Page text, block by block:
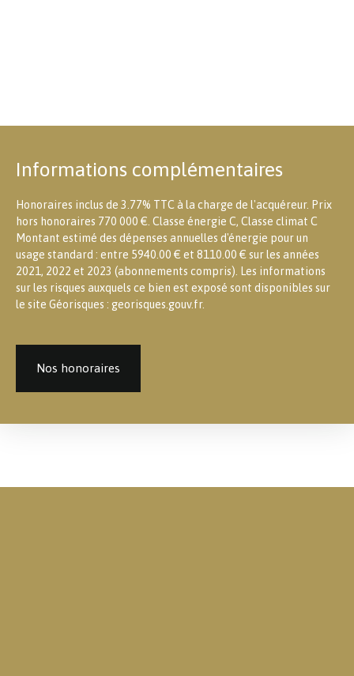
Informations complémentaires
Honoraires inclus de 3.77% TTC à la charge de l'acquéreur. Prix
hors honoraires 770 000 €. Classe énergie C, Classe climat C
Montant estimé des dépenses annuelles d'énergie pour un
usage standard : entre 5940.00 € et 8110.00 € sur les années
2021, 2022 et 2023 (abonnements compris). Les informations
sur les risques auxquels ce bien est exposé sont disponibles sur
le site Géorisques : georisques.gouv.fr.
Nos honoraires